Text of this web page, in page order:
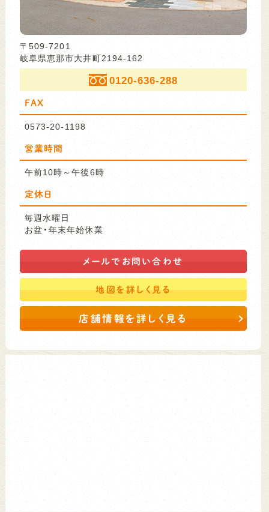
〒509-7201
岐阜県恵那市大井町2194-162
0120-636-288
FAX
0573-20-1198
営業時間
午前10時～午後6時
定休日
毎週水曜日
お盆・年末年始休業
メールで お問い合わせ
地図を詳しく見る
店舗情報を詳しく見る